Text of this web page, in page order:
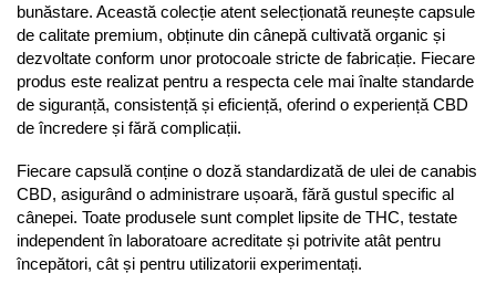
bunăstare. Această colecție atent selecționată reunește capsule
de calitate premium, obținute din cânepă cultivată organic și
dezvoltate conform unor protocoale stricte de fabricație. Fiecare
produs este realizat pentru a respecta cele mai înalte standarde
de siguranță, consistență și eficiență, oferind o experiență CBD
de încredere și fără complicații.
Fiecare capsulă conține o doză standardizată de ulei de canabis
CBD, asigurând o administrare ușoară, fără gustul specific al
cânepei. Toate produsele sunt complet lipsite de THC, testate
independent în laboratoare acreditate și potrivite atât pentru
începători, cât și pentru utilizatorii experimentați.